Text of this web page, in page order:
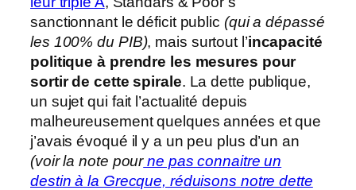
sanctionnant le déficit public (qui a dépassé
les 100% du PIB), mais surtout l’incapacité
politique à prendre les mesures pour
sortir de cette spirale. La dette publique,
un sujet qui fait l’actualité depuis
malheureusement quelques années et que
j’avais évoqué il y a un peu plus d’un an
(voir la note pourne pas connaitre un
destin à la Grecque, réduisons notre dette